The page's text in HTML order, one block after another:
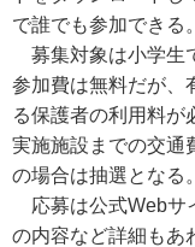
で誰でも参加できる。
募集対象は小学生
参加費は無料だが、
る保護者の利用料が
実施施設までの交通
の場合は抽選となる。
応募は公式Webサ
の内容など詳細もあ